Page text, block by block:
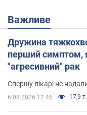
Важливе
Дружина
перший симптом,
"агресивний" рак
Спершу лікарі не
6.08.2026 12:46 17,9 т.